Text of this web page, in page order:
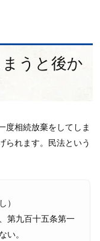
うと後か
度相続放棄をしてしま
られます。民法という
）
第九百十五条第一
い。